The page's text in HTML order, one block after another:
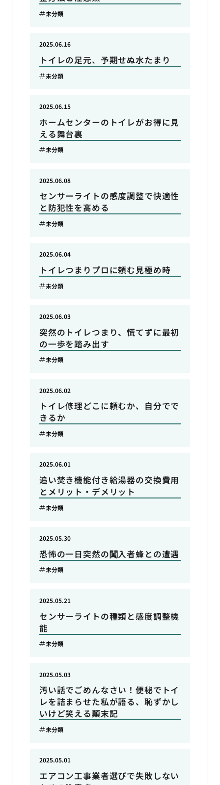
未分類
トイレの足元、予期せぬ水たまり
2025.06.16
未分類
ホームセンターのトイレがお得に見
える舞台裏
2025.06.15
未分類
センサーライトの感度調整で快適性
と防犯性を高める
2025.06.08
未分類
トイレつまりプロに頼む見極め時
2025.06.04
未分類
突然のトイレつまり、慌てずに最初
の一歩を踏み出す
2025.06.03
未分類
トイレ修理どこに頼むか、自分でで
きるか
2025.06.02
未分類
追い焚き機能付き給湯器の交換費用
とメリット・デメリット
2025.06.01
未分類
恐怖の一日突然の闖入者蜂との遭遇
2025.05.30
未分類
センサーライトの種類と感度調整機
能
2025.05.21
未分類
汚い話でごめんなさい！便秘でトイ
レを詰まらせた私が語る、恥ずかし
いけど笑える顛末記
2025.05.03
未分類
エアコン工事業者選びで失敗しない
2025.05.01